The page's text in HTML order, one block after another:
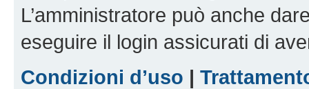
L’amministratore può anche
eseguire il login assicurati di
Condizioni d’uso |